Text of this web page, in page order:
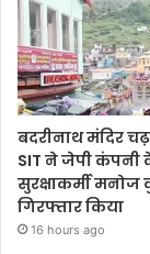
बदरीनाथ मंदिर
SIT ने जेपी कंपनी
सुरक्षाकर्मी मनोज
गिरफ्तार किया
16 hours ago